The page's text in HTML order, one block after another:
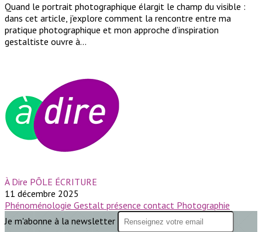
Quand le portrait photographique élargit le champ du visible :
dans cet article, j’explore comment la rencontre entre ma
pratique photographique et mon approche d’inspiration
gestaltiste ouvre à...
À Dire PÔLE ÉCRITURE
11 décembre 2025
Phénoménologie Gestalt présence contact Photographie
Je m'abonne à la newsletter